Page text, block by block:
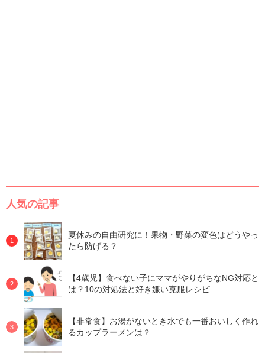
人気の記事
夏休みの自由研究に！果物・野菜の変色はどうやっ
たら防げる？
【4歳児】食べない子にママがやりがちなNG対応と
は？10の対処法と好き嫌い克服レシピ
【非常食】お湯がないとき水でも一番おいしく作れ
るカップラーメンは？